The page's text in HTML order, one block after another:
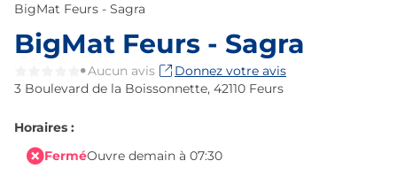
BigMat Feurs - Sagra
BigMat Feurs - Sagra
Aucun avis
Donnez votre avis
3 Boulevard de la Boissonnette, 42110 Feurs
Horaires :
FerméOuvre demain à 07:30